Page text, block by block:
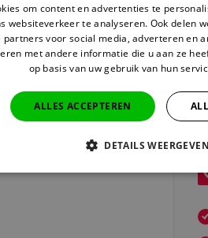
om content en advertenties te
websiteverkeer te analyseren. Ook delen
partners voor social media, adverteren en
met andere informatie die u aan ze
op basis van uw gebruik van hun
ALLES ACCEPTEREN
DETAILS WEERGEVEN